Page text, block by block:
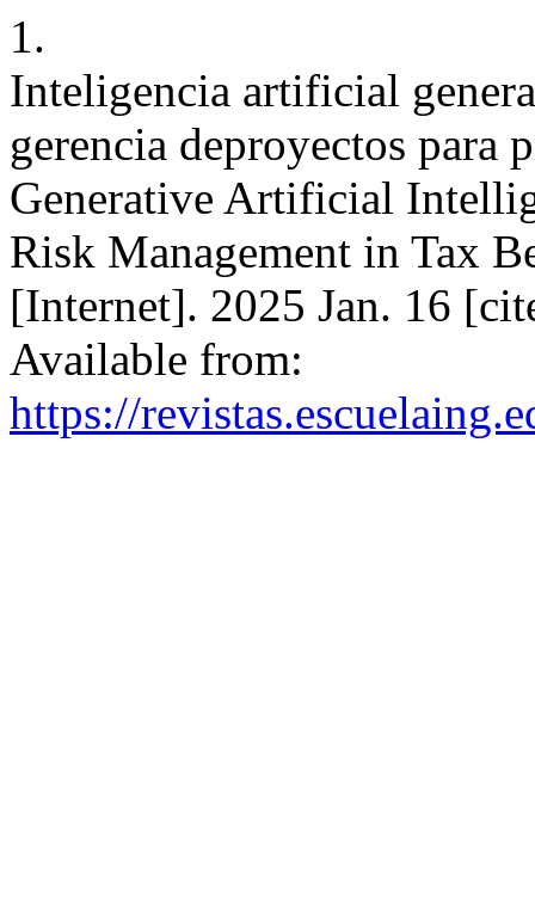
1.
Inteligencia artificial
gerencia deproyectos para
Generative Artificial
Risk Management in Tax
[Internet]. 2025 Jan. 16
Available from:
https://